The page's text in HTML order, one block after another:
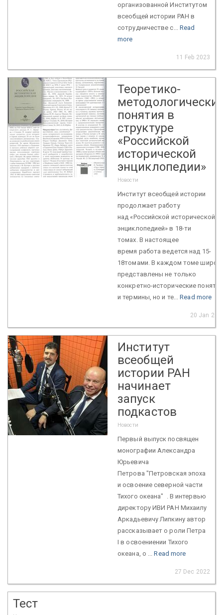
организованной Институтом
всеобщей истории РАН в
сотрудничестве с... Read
more
11 Feb 2023
Теоретико-
понятия в
структуре
«Российской
исторической
энциклопедии»
Новости
Институт всеобщей истории
продолжает работу
над «Российской исторической
энциклопедией» в 18-ти
томах. В настоящее
время работа ведется над 15-
18томами. В каждом томе
представлены не только
конкретно-исторические понятия
и термины, но и те...Read more
20 Jan
Институт
всеобщей
истории РАН
начинает
запуск
подкастов
Новости
Первый выпуск посвящен
монографии Александра
Юрьевича
Петрова "Петровская эпоха
и освоение северной части
Тихого океана" . В интервью
директору ИВИ РАН Михаилу
Аркадьевичу Липкину автор
рассказывает о роли Петра
I в освоениении Тихого
океана, о ...Read more
27 Dec 2022
Тест